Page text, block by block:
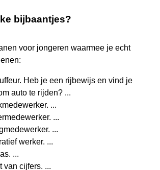
bijbaantjes?
voor jongeren waarmee je echt
Heb je een rijbewijs en vind je
auto te rijden? ...
...
...
...
werker. ...
...
van cijfers. ...